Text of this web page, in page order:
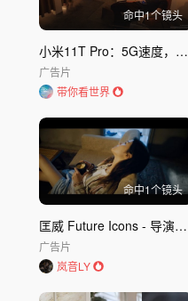
命中1个镜头
小米11T Pro：5G速度，一触即发
广告片
带你看世界
命中1个镜头
匡威 Future Icons - 导演剪辑版
广告片
岚音LY